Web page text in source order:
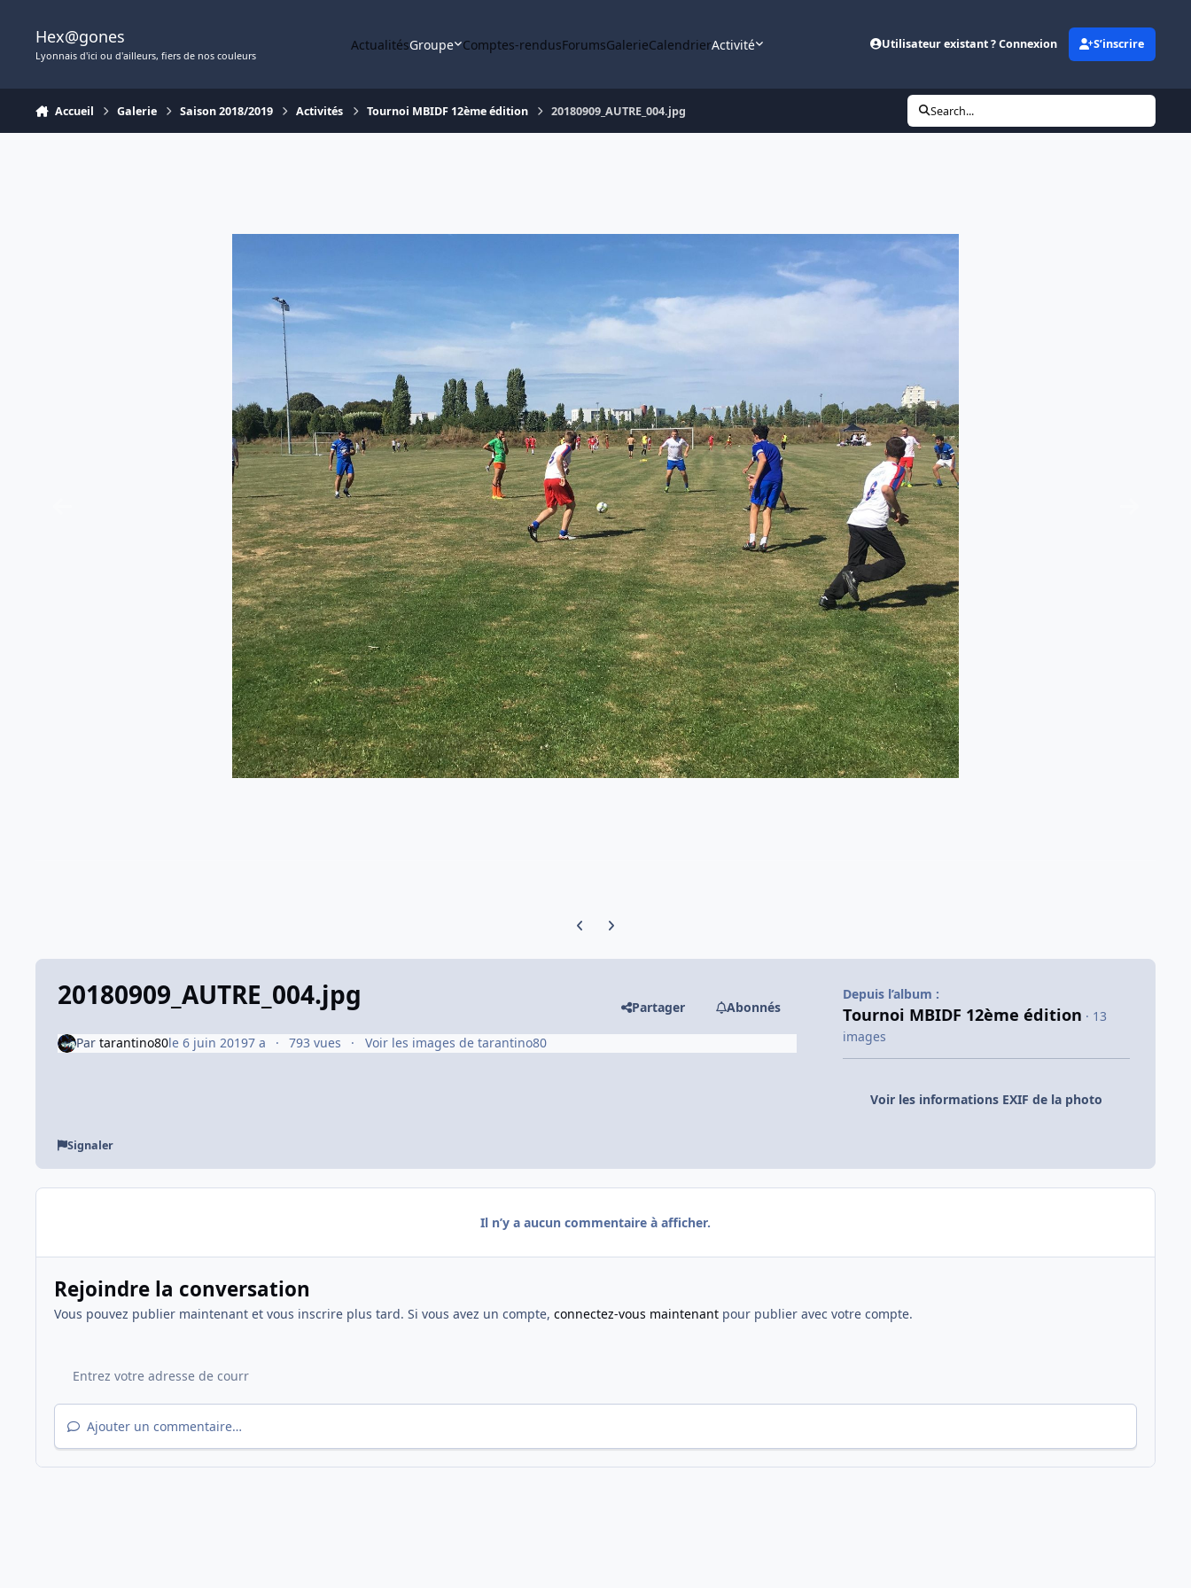
Hex@gones
Lyonnais d'ici ou d'ailleurs, fiers de nos couleurs
ActualitésGroupe Comptes-rendusForumsGalerieCalendrierActivité Utilisateur existant ? Connexion S’inscrire
Accueil Galerie Saison 2018/2019 Activités Tournoi MBIDF 12ème édition 20180909_AUTRE_004.jpg Search...
Previous carousel slide
Next carousel slide
20180909_AUTRE_004.jpg Partager Abonnés
Par tarantino80le 6 juin 20197 a 793 vues Voir les images de tarantino80
Signaler
Depuis l’album :
Tournoi MBIDF 12ème édition · 13
images
Voir les informations EXIF de la photo
Il n’y a aucun commentaire à afficher.
Rejoindre la conversation
Vous pouvez publier maintenant et vous inscrire plus tard. Si vous avez un compte, connectez-vous maintenantpour publier avec votre compte.
Ajouter un commentaire…